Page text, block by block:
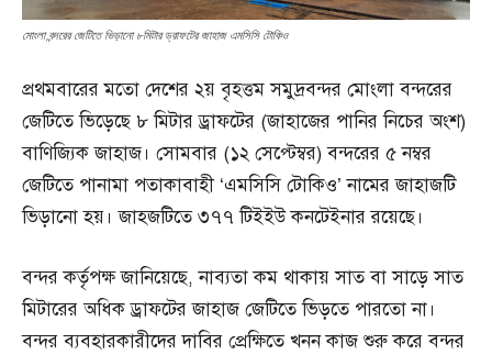
মোংলা বন্দরের জেটিতে ভিড়ানো ৮মিটার ড্রাফটের জাহাজ এমসিসি টোকিও
প্রথমবারের মতো দেশের ২য় বৃহত্তম সমুদ্রবন্দর মোংলা বন্দরের
জেটিতে ভিড়েছে ৮ মিটার ড্রাফটের (জাহাজের পানির নিচের অংশ)
বাণিজ্যিক জাহাজ। সোমবার (১২ সেপ্টেম্বর) বন্দরের ৫ নম্বর
জেটিতে পানামা পতাকাবাহী ‘এমসিসি টোকিও’ নামের জাহাজটি
ভিড়ানো হয়। জাহজটিতে ৩৭৭ টিইইউ কনটেইনার রয়েছে।
বন্দর কর্তৃপক্ষ জানিয়েছে, নাব্যতা কম থাকায় সাত বা সাড়ে সাত
মিটারের অধিক ড্রাফটের জাহাজ জেটিতে ভিড়তে পারতো না।
বন্দর ব্যবহারকারীদের দাবির প্রেক্ষিতে খনন কাজ শুরু করে বন্দর